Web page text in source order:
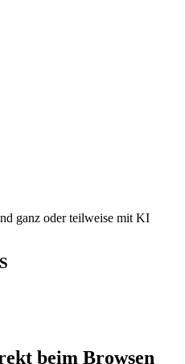
ganz oder teilweise mit KI
beim Browsen